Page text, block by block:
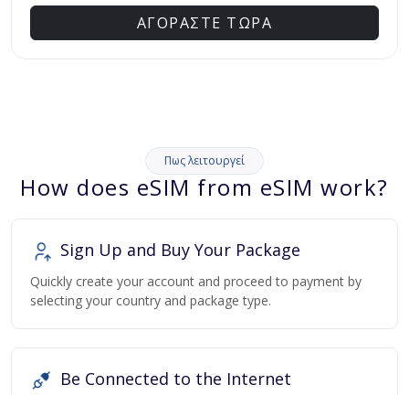
ΑΓΟΡΑΣΤΕ ΤΩΡΑ
Πως λειτουργεί
How does eSIM from eSIM work?
Sign Up and Buy Your Package
Quickly create your account and proceed to payment by
selecting your country and package type.
Be Connected to the Internet